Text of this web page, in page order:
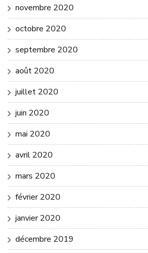
novembre 2020
octobre 2020
septembre 2020
août 2020
juillet 2020
juin 2020
mai 2020
avril 2020
mars 2020
février 2020
janvier 2020
décembre 2019